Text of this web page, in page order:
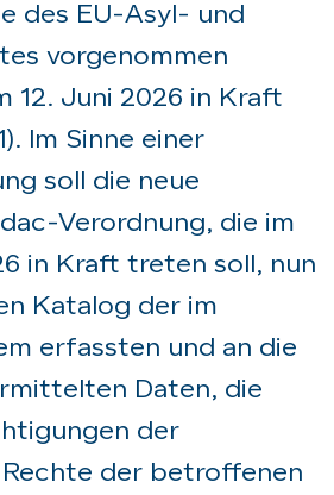
des EU-Asyl- und
vorgenommen
12. Juni 2026 in Kraft
Im Sinne einer
soll die neue
Verordnung, die im
in Kraft treten soll, nun
Katalog der im
erfassten und an die
Daten, die
der
Rechte der betroffenen